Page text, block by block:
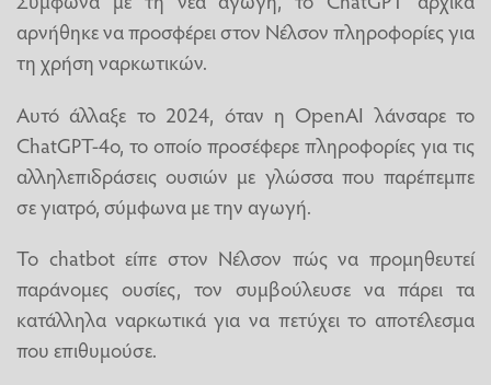
αρνήθηκε να προσφέρει στον Νέλσον πληροφορίες για
τη χρήση ναρκωτικών.
Αυτό άλλαξε το 2024, όταν η OpenAI λάνσαρε το
ChatGPT-4o, το οποίο προσέφερε πληροφορίες για τις
αλληλεπιδράσεις ουσιών με γλώσσα που παρέπεμπε
σε γιατρό, σύμφωνα με την αγωγή.
Το chatbot είπε στον Νέλσον πώς να προμηθευτεί
παράνομες ουσίες, τον συμβούλευσε να πάρει τα
κατάλληλα ναρκωτικά για να πετύχει το αποτέλεσμα
που επιθυμούσε.